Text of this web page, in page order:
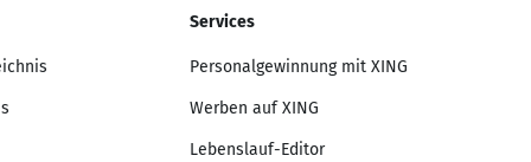
Services
Personalgewinnung mit XING
Werben auf XING
Lebenslauf-Editor